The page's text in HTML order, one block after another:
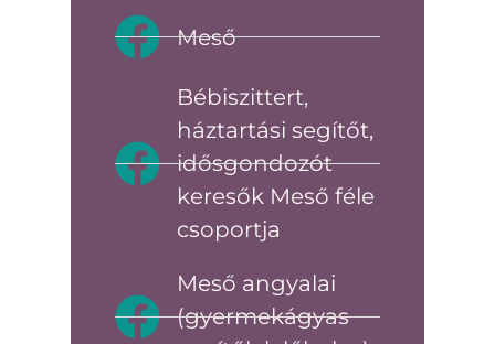
Meső
Bébiszittert,
háztartási segítőt,
idősgondozót
keresők Meső féle
csoportja
Meső angyalai
(gyermekágyas